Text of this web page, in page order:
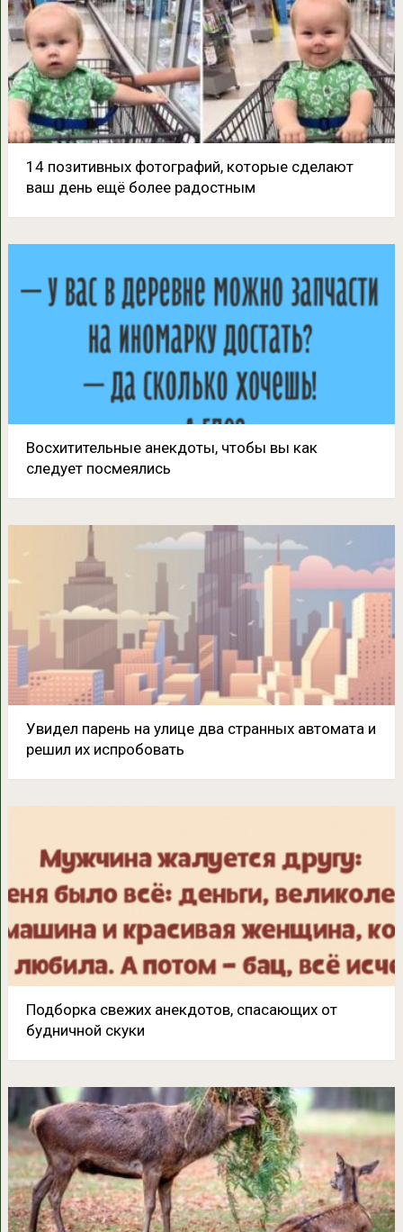
14 позитивных фотографий, которые сделают
ваш день ещё более радостным
Восхитительные анекдоты, чтобы вы как
следует посмеялись
Увидел парень на улице два странных автомата и
решил их испробовать
Подборка свежих анекдотов, спасающих от
будничной скуки